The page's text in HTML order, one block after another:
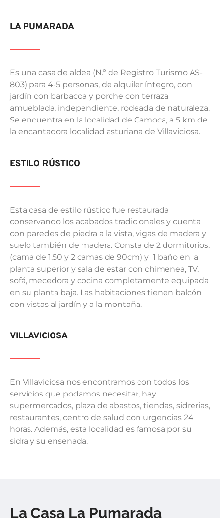
LA PUMARADA
Es una casa de aldea (N.º de Registro Turismo AS-
803) para 4-5 personas, de alquiler íntegro, con
jardín con barbacoa y porche con terraza
amueblada, independiente, rodeada de naturaleza.
Se encuentra en la localidad de Camoca, a 5 km de
la encantadora localidad asturiana de Villaviciosa.
ESTILO RÚSTICO
Esta casa de estilo rústico fue restaurada
conservando los acabados tradicionales y cuenta
con paredes de piedra a la vista, vigas de madera y
suelo también de madera. Consta de 2 dormitorios,
(cama de 1,50 y 2 camas de 90cm) y 1 baño en la
planta superior y sala de estar con chimenea, TV,
sofá, mecedora y cocina completamente equipada
en su planta baja. Las habitaciones tienen balcón
con vistas al jardín y a la montaña.
VILLAVICIOSA
En Villaviciosa nos encontramos con todos los
servicios que podamos necesitar, hay
supermercados, plaza de abastos, tiendas, sidrerias,
restaurantes, centro de salud con urgencias 24
horas. Además, esta localidad es famosa por su
sidra y su ensenada.
La Casa La Pumarada